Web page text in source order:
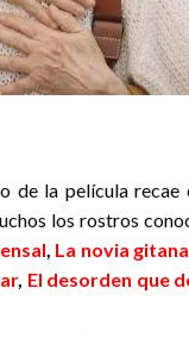
de la película recae
los rostros
, La novia gitana
, El desorden que